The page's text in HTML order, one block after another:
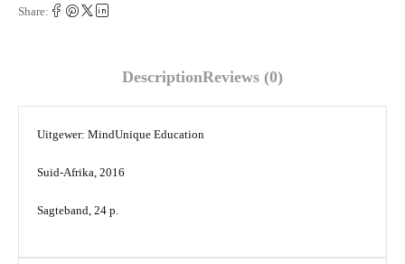
Share:
DescriptionReviews (0)
Uitgewer: MindUnique Education
Suid-Afrika, 2016
Sagteband, 24 p.